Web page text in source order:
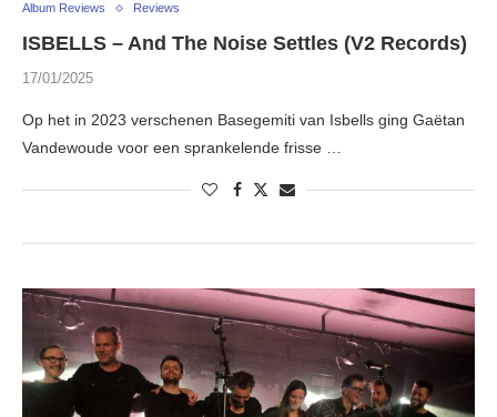
Album Reviews Reviews
ISBELLS – And The Noise Settles (V2 Records)
17/01/2025
Op het in 2023 verschenen Basegemiti van Isbells ging Gaëtan
Vandewoude voor een sprankelende frisse …